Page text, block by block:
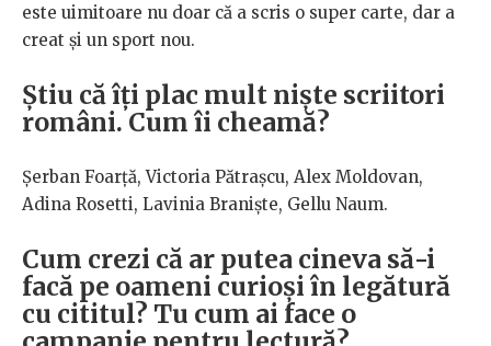
este uimitoare nu doar că a scris o super carte, dar a
creat și un sport nou.
Știu că îți plac mult niște scriitori
români. Cum îi cheamă?
Șerban Foarță, Victoria Pătrașcu, Alex Moldovan,
Adina Rosetti, Lavinia Braniște, Gellu Naum.
Cum crezi că ar putea cineva să-i
facă pe oameni curioși în legătură
cu cititul? Tu cum ai face o